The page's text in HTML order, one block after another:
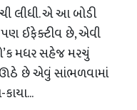
લીધી. એ આ બોડી
ઈફેક્ટીવ છે, એવી
મધર સહેજ મરચું
ઊઠે છે એવું સાંભળવામાં